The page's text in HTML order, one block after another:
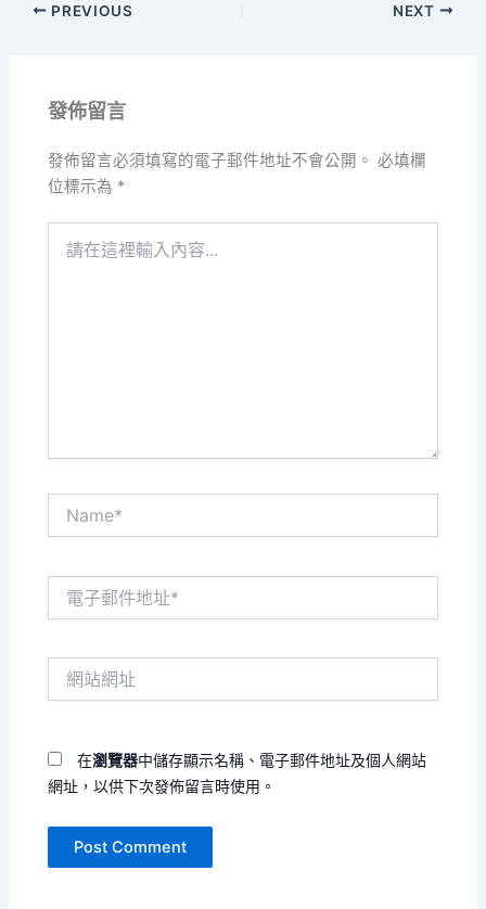
PREVIOUS NEXT
發佈留言
發佈留言必須填寫的電子郵件地址不會公開。 必填欄
位標示為 *
在瀏覽器中儲存顯示名稱、電子郵件地址及個人網站
網址，以供下次發佈留言時使用。